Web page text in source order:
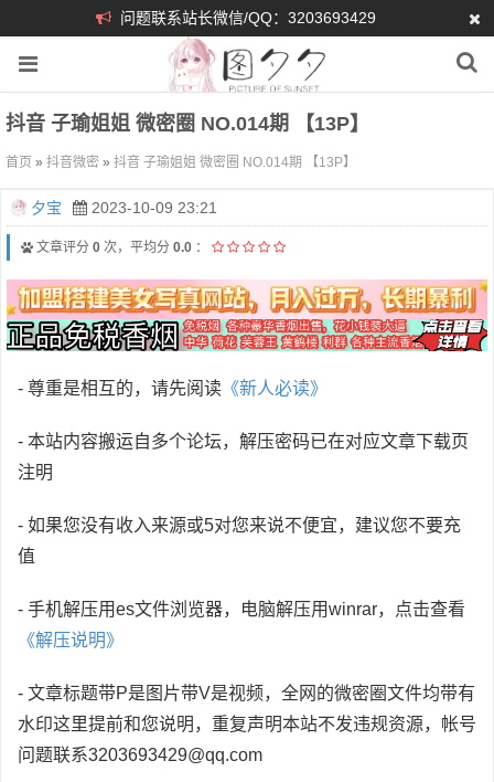
问题联系站长微信/QQ：3203693429
抖音 子瑜姐姐 微密圈 NO.014期 【13P】
首页 » 抖音微密 » 抖音 子瑜姐姐 微密圈 NO.014期 【13P】
夕宝 2023-10-09 23:21
文章评分 0 次，平均分 0.0 ：
- 尊重是相互的，请先阅读 《新人必读》
- 本站内容搬运自多个论坛，解压密码已在对应文章下载页
注明
- 如果您没有收入来源或5对您来说不便宜，建议您不要充
值
- 手机解压用es文件浏览器，电脑解压用winrar，点击查看
《解压说明》
- 文章标题带P是图片带V是视频，全网的微密圈文件均带有
水印这里提前和您说明，重复声明本站不发违规资源，帐号
问题联系3203693429@qq.com